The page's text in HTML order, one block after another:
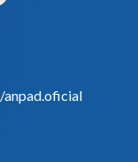
/anpad.oficial